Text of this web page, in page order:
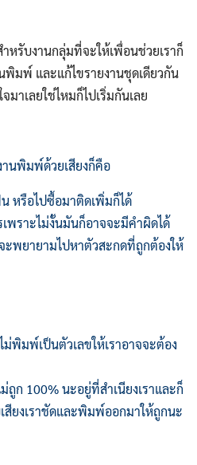
Search
หรับงานกลุ่มที่จะให้เพื่อนช่วยเราก็
พิมพ์ และแก้ไขรายงานชุดเดียวกัน
มาเลยใช่ไหมก็ไปเริ่มกันเลย
นพิมพ์ด้วยเสียงก็คือ
หรือไปซื้อมาติดเพิ่มก็ได้
พราะไม่งั้นมันก็อาจจะมีคำผิดได้
ะพยายามไปหาตัวสะกดที่ถูกต้องให้
พิมพ์เป็นตัวเลขให้เราอาจจะต้อง
ก 100% นะอยู่ที่สำเนียงเราและก็
สียงเราชัดและพิมพ์ออกมาให้ถูกนะ